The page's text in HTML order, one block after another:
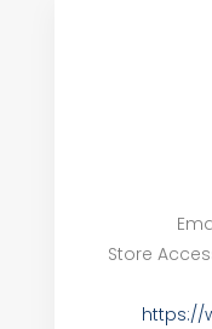
Store
https://